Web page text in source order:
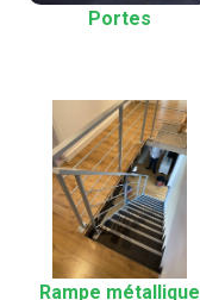
Portes
Rampe métallique